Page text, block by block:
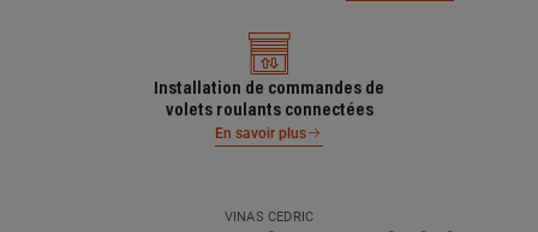
Installation de commandes de
volets roulants connectées
En savoir plus
VINAS CEDRIC